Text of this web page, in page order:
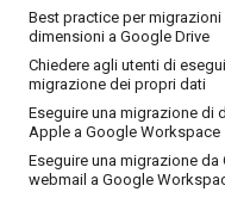
Best practice per
dimensioni a Google Drive
Chiedere agli utenti di
migrazione dei propri dati
Eseguire una migrazione di
Apple a Google Workspace
Eseguire una migrazione da
webmail a Google